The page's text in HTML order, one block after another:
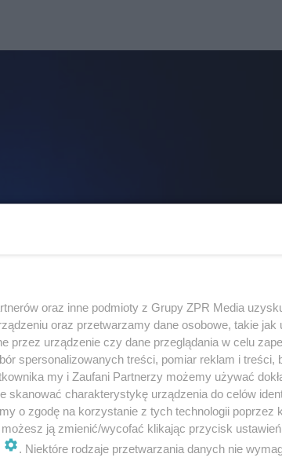
oraz inne podmioty z Grupy ZPR Media
oraz przetwarzamy dane osobowe, takie jak
przez urządzenie czy dane przeglądania w celu
spersonalizowanych treści, pomiar reklam i treści,
my i Zaufani Partnerzy możemy używać
skanować charakterystykę urządzenia do celów
o zgodę na korzystanie z tych technologii poprzez
ją zmienić/wycofać klikając przycisk
. Niektóre rodzaje przetwarzania danych nie